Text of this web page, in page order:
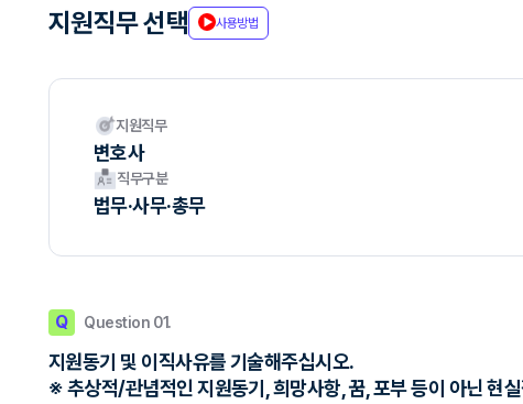
지원직무 선택 사용방법
지원직무
변호사
직무구분
법무·사무·총무
Q Question 01.
지원동기 및 이직사유를 기술해주십시오.
※ 추상적/관념적인 지원동기, 희망사항, 꿈, 포부 등이 아닌 현